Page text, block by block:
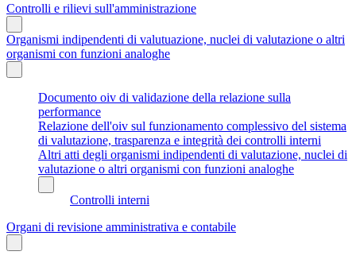
Controlli e rilievi sull'amministrazione
Organismi indipendenti di valutuazione, nuclei di valutazione o altri
organismi con funzioni analoghe
Documento oiv di validazione della relazione sulla
performance
Relazione dell'oiv sul funzionamento complessivo del sistema
di valutazione, trasparenza e integrità dei controlli interni
Altri atti degli organismi indipendenti di valutazione, nuclei di
valutazione o altri organismi con funzioni analoghe
Controlli interni
Organi di revisione amministrativa e contabile